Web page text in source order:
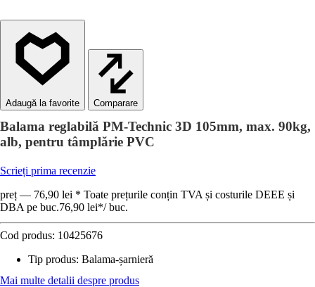
Comparare
Balama reglabilă PM-Technic 3D 105mm, max. 90kg,
alb, pentru tâmplărie PVC
Scrieți prima recenzie
preț — 76,90 lei * Toate prețurile conțin TVA și costurile DEEE și
DBA pe buc.76,90 lei*/ buc.
Cod produs: 10425676
Tip produs: Balama-șarnieră
Mai multe detalii despre produs